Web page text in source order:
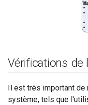
Vérifications de
Il est très important
système, tels que